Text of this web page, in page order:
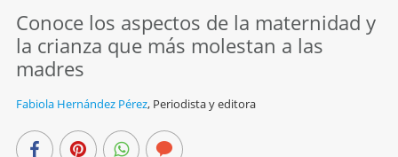
Conoce los aspectos de la maternidad y
la crianza que más molestan a las
madres
Fabiola Hernández Pérez, Periodista y editora